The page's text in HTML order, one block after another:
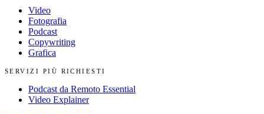
Video
Fotografia
Podcast
Copywriting
Grafica
SERVIZI PIÙ RICHIESTI
Podcast da Remoto Essential
Video Explainer